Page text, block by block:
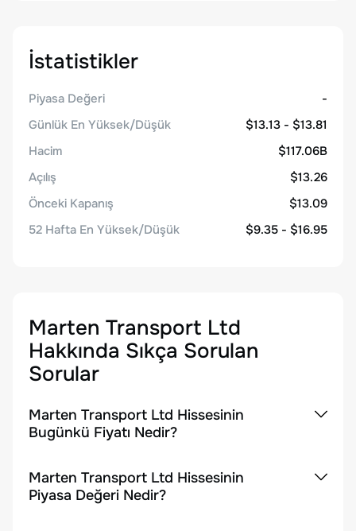
İstatistikler
Piyasa Değeri
-
Günlük En Yüksek/Düşük
$13.13 - $13.81
Hacim
$117.06B
Açılış
$13.26
Önceki Kapanış
$13.09
52 Hafta En Yüksek/Düşük
$9.35 - $16.95
Marten Transport Ltd
Hakkında Sıkça Sorulan
Sorular
Marten Transport Ltd Hissesinin
Bugünkü Fiyatı Nedir?
Marten Transport Ltd Hissesinin
Piyasa Değeri Nedir?